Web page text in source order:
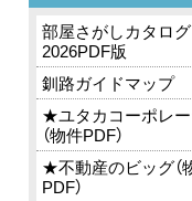
部屋さがしカタログ
2026PDF版
釧路ガイドマップ
★ユタカコーポレ
（物件PDF）
★不動産のビッグ（
PDF）